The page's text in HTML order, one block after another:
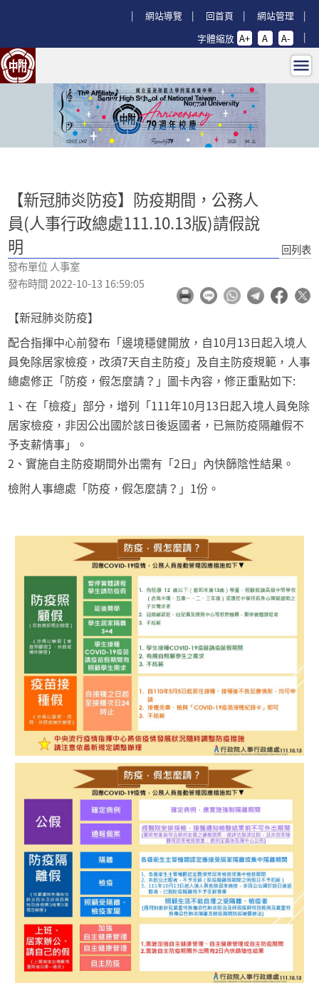
網站導覽
回首頁
網站管理
字體縮放 A+ A A-
【新冠肺炎防疫】防疫期間，公務
:::
【新冠肺炎防疫】防疫期間，公務人
員(人事行政總處111.10.13版)請假說
明
發布單位 人事室
發布時間 2022-10-13 16:59:05
回列表
【新冠肺炎防疫】
配合指揮中心前發布「邊境穩健開放，自10月13日起入境人
員免除居家檢疫，改須7天自主防疫」及自主防疫規範，人事
總處修正「防疫，假怎麼請？」圖卡內容，修正重點如下:
1、在「檢疫」部分，增列「111年10月13日起入境人員免除
居家檢疫，非因公出國於該日後返國者，已無防疫隔離假不
予支薪情事」。
2、實施自主防疫期間外出需有「2日」內快篩陰性結果。
檢附人事總處「防疫，假怎麼請？」1份。